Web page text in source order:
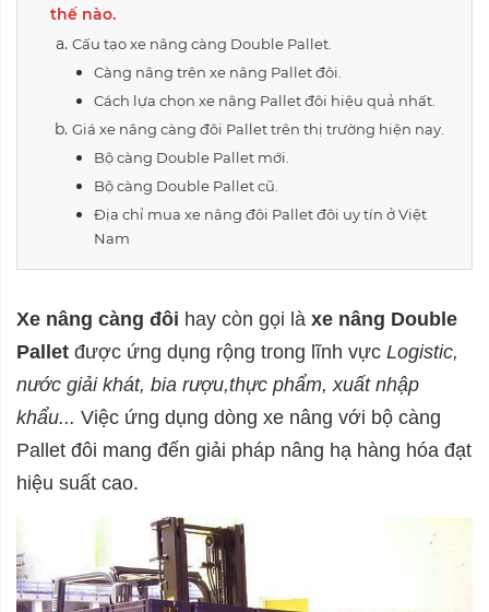
thế nào.
Cấu tạo xe nâng càng Double Pallet.
Càng nâng trên xe nâng Pallet đôi.
Cách lựa chọn xe nâng Pallet đôi hiệu quả nhất.
Giá xe nâng càng đôi Pallet trên thị trường hiện nay.
Bộ càng Double Pallet mới.
Bộ càng Double Pallet cũ.
Địa chỉ mua xe nâng đôi Pallet đôi uy tín ở Việt
Nam
Xe nâng càng đôi hay còn gọi là xe nâng Double
Pallet được ứng dụng rộng trong lĩnh vực Logistic,
nước giải khát, bia rượu,thực phẩm, xuất nhập
khẩu... Việc ứng dụng dòng xe nâng với bộ càng
Pallet đôi mang đến giải pháp nâng hạ hàng hóa đạt
hiệu suất cao.